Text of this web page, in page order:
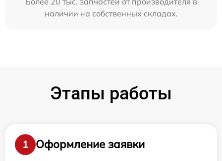
наличии на собственных складах.
Этапы работы
1
Оформление заявки